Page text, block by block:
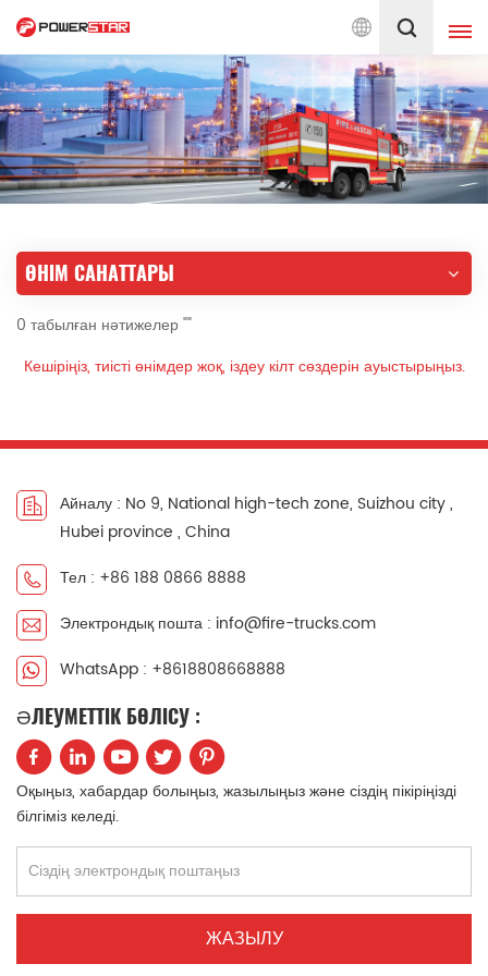
қызмет көрсетуге берілген Қазақ
English français
Deutsch русский
português
العربية
한국의 Türkçe
中文
Filipino
српски
ӨНІМ САНАТТАРЫ
0 табылған нәтижелер ""
Кешіріңіз, тиісті өнімдер жоқ, іздеу кілт сөздерін ауыстырыңыз.
Айналу : No 9, National high-tech zone, Suizhou city ,
Hubei province , China
Тел : +86 188 0866 8888
Электрондық пошта : info@fire-trucks.com
WhatsApp : +8618808668888
ӘЛЕУМЕТТІК БӨЛІСУ :
Оқыңыз, хабардар болыңыз, жазылыңыз және сіздің пікіріңізді
білгіміз келеді.